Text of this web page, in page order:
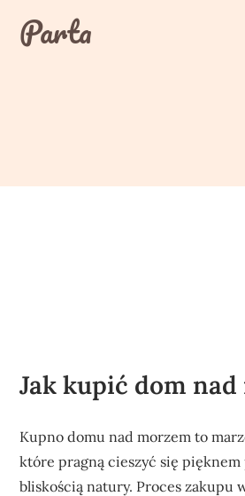
contentParta
Jak kupić dom nad
Kupno domu nad morzem to
które pragną cieszyć się pięknem
bliskością natury. Proces zakupu